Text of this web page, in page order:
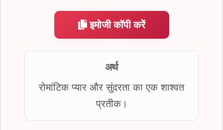
इमोजी कॉपी करें
अर्थ
रोमांटिक प्यार और सुंदरता का एक शाश्वत
प्रतीक।